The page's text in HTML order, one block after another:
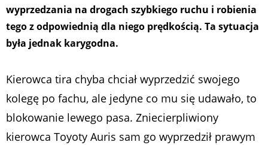
wyprzedzania na drogach szybkiego ruchu i robienia
tego z odpowiednią dla niego prędkością. Ta sytuacja
była jednak karygodna.
Kierowca tira chyba chciał wyprzedzić swojego
kolegę po fachu, ale jedyne co mu się udawało, to
blokowanie lewego pasa. Zniecierpliwiony
kierowca Toyoty Auris sam go wyprzedził prawym